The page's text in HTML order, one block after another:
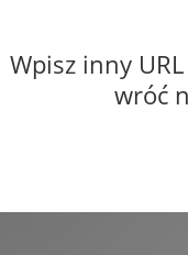
Wpisz inny
wróć